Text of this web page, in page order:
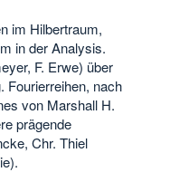
im Hilbertraum,
in der Analysis.
F. Erwe) über
Fourierreihen, nach
von Marshall H.
prägende
Chr. Thiel